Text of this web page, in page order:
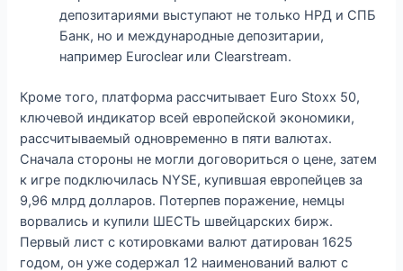
депозитариями выступают не только НРД и СПБ
Банк, но и международные депозитарии,
например Euroclear или Clearstream.
Кроме того, платформа рассчитывает Euro Stoxx 50,
ключевой индикатор всей европейской экономики,
рассчитываемый одновременно в пяти валютах.
Сначала стороны не могли договориться о цене, затем
к игре подключилась NYSE, купившая европейцев за
9,96 млрд долларов. Потерпев поражение, немцы
ворвались и купили ШЕСТЬ швейцарских бирж.
Первый лист с котировками валют датирован 1625
годом, он уже содержал 12 наименований валют с